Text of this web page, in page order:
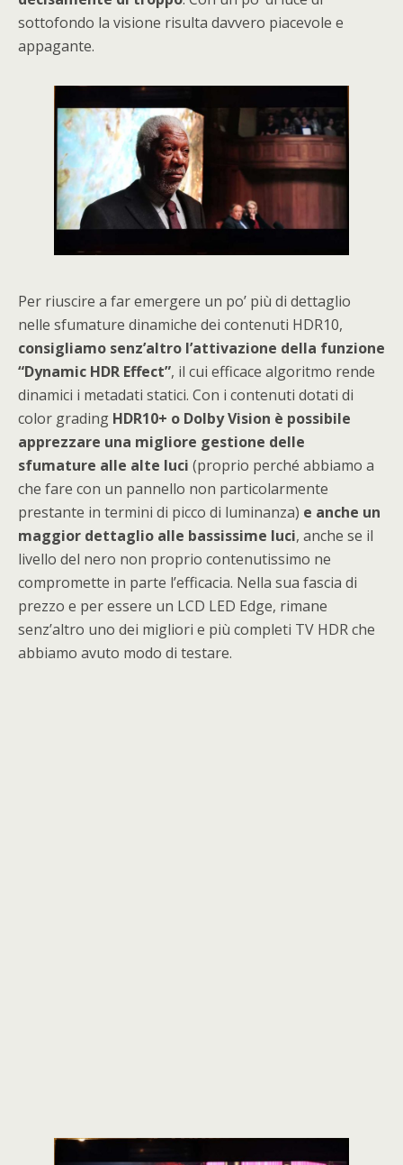
sottofondo la visione risulta davvero piacevole e
appagante.
Per riuscire a far emergere un po’ più di dettaglio
nelle sfumature dinamiche dei contenuti HDR10,
consigliamo senz’altro l’attivazione della funzione
“Dynamic HDR Effect”, il cui efficace algoritmo rende
dinamici i metadati statici. Con i contenuti dotati di
color grading HDR10+ o Dolby Vision è possibile
apprezzare una migliore gestione delle
sfumature alle alte luci (proprio perché abbiamo a
che fare con un pannello non particolarmente
prestante in termini di picco di luminanza) e anche un
maggior dettaglio alle bassissime luci, anche se il
livello del nero non proprio contenutissimo ne
compromette in parte l’efficacia. Nella sua fascia di
prezzo e per essere un LCD LED Edge, rimane
senz’altro uno dei migliori e più completi TV HDR che
abbiamo avuto modo di testare.